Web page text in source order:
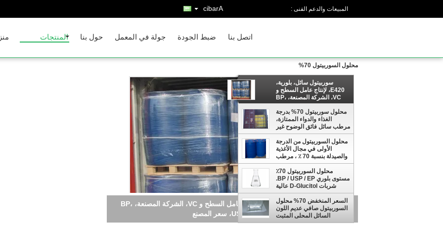
المبيعات والدعم الفنى : Arabic
المنتجات حول بنا جولة في المعمل ضبط الجودة اتصل بنا
محلول السوربيتول 70%
محلول سوربيتول 70% بدرجة الغذاء والدواء الممتازة، مرطب سائل فائق الوضوح غير
متبلور لفيتامين سي، معجون الأسنان، مستحضرات التجميل، والشرابات الصيدلانية
سوربيتول سائل، بلورية،
E420، لإنتاج عامل السطح و
VC، الشركة المصنعة، BP،
USP، EP، FCC، سعر المصنع
محلول سوربيتول 70% بدرجة
الغذاء والدواء الممتازة،
مرطب سائل فائق الوضوح غير
متبلور لفيتامين سي، معجون
الأسنان، مستحضرات التجميل،
والشرابات الصيدلانية (ISO،
حلال، كوشير، BRC)
محلول السوربيتول من الدرجة
الأولى في مجال الأغذية
والصيدلة بنسبة 70 ٪ ، مرطب
سائل ومحلى لتركيب فيتامين
C ، معجون الأسنان ،
مستحضرات التجميل والأطعمة
الخالية من السكر (حلال /
كوشر / BRC)
محلول السوربيتول 70٪
مستوى بلوري BP / USP / EP.
شربات D-Glucitol عالية
النقاء.
السعر المنخفض 70% محلول
السوربيتول صافي عديم اللون
السائل المحلى المثبت
الرطوب CAS 50-70-4